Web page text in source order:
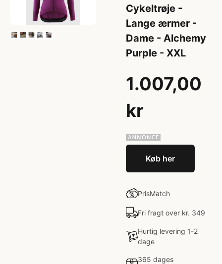
Cykeltrøje -
Lange ærmer -
Dame - Alchemy
Purple - XXL
1.007,00
kr
Køb her
PrisMatch
Fri fragt over kr. 349
Hurtig levering 1-2
dage
365 dages